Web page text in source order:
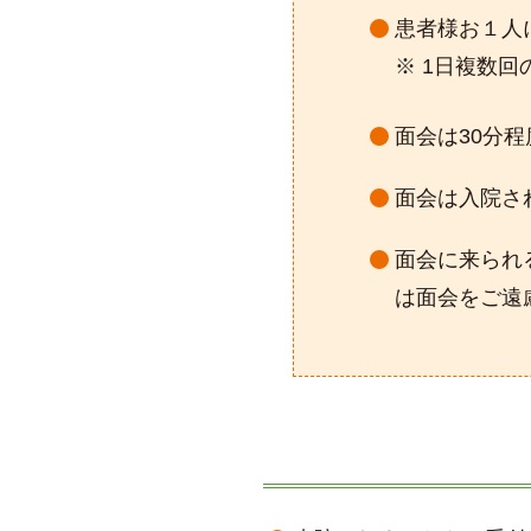
患者様お１人
1日複数回
面会は30分
面会は入院さ
面会に来られ
は面会をご遠